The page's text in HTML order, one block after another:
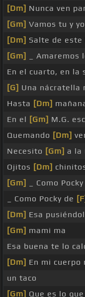
[Dm] Nunca ven
[Gm] Vamos tu y
[Dm] Salte de
[Gm]
_ Amaremos
En el cuarto, en la
[G] Una nácratella
Hasta [Dm]
En el [Gm] M.G.
Quemando [Dm]
Necesito [Gm] a la
Ojitos [Dm]
[Gm]
_ Como
_ Como Pocky de
[Dm] Esa
[Gm] mami ma
Esa buena te lo
[Dm] En mi cuerpo
un taco
[Gm] Que es lo